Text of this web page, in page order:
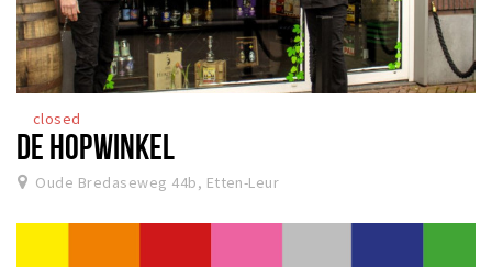
closed
DE HOPWINKEL
Oude Bredaseweg 44b, Etten-Leur